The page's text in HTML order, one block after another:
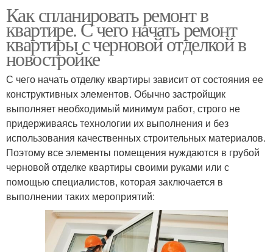
Как спланировать ремонт в
квартире. С чего начать ремонт
квартиры с черновой отделкой в
новостройке
С чего начать отделку квартиры зависит от состояния ее
конструктивных элементов. Обычно застройщик
выполняет необходимый минимум работ, строго не
придерживаясь технологии их выполнения и без
использования качественных строительных материалов.
Поэтому все элементы помещения нуждаются в грубой
черновой отделке квартиры своими руками или с
помощью специалистов, которая заключается в
выполнении таких мероприятий: